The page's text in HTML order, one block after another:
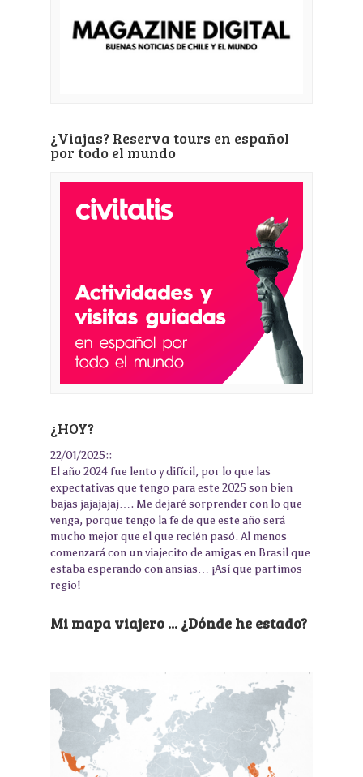
¿Viajas? Reserva tours en español
por todo el mundo
¿HOY?
22/01/2025::
El año 2024 fue lento y difícil, por lo que las
expectativas que tengo para este 2025 son bien
bajas jajajajaj…. Me dejaré sorprender con lo que
venga, porque tengo la fe de que este año será
mucho mejor que el que recién pasó. Al menos
comenzará con un viajecito de amigas en Brasil que
estaba esperando con ansias… ¡Así que partimos
regio!
Mi mapa viajero ... ¿Dónde he estado?